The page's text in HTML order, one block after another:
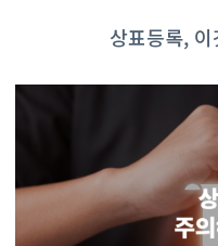
상표등록,